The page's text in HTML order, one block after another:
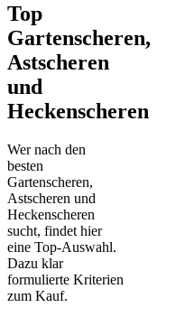
Top
Gartenscheren,
Astscheren
und
Heckenscheren
Wer nach den
besten
Gartenscheren,
Astscheren und
Heckenscheren
sucht, findet hier
eine Top-Auswahl.
Dazu klar
formulierte Kriterien
zum Kauf.